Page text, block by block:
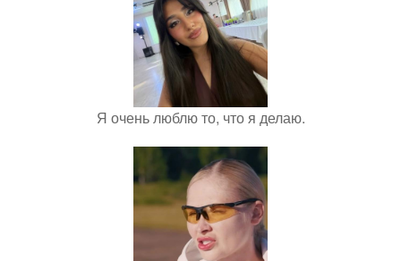
Я очень люблю то, что я делаю.